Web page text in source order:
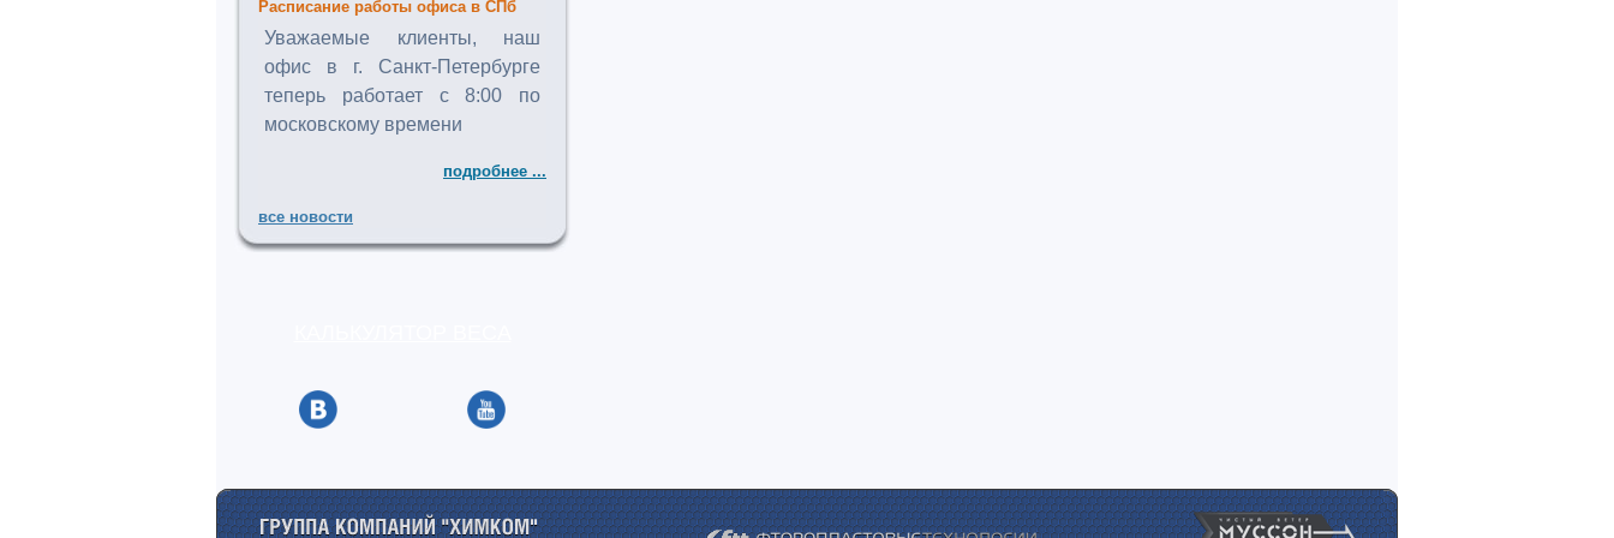
Расписание работы офиса в СПб
Уважаемые клиенты, наш
офис в г. Санкт-Петербурге
теперь работает с 8:00 по
московскому времени
подробнее ...
все новости